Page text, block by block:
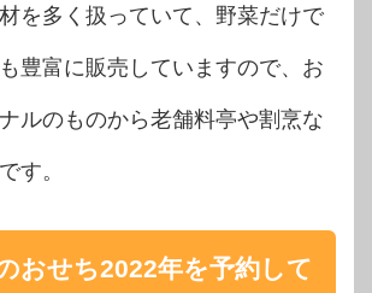
を多く扱っていて、野菜だけで
豊富に販売していますので、お
ルのものから老舗料亭や割烹な
す。
おせち2022年を予約して